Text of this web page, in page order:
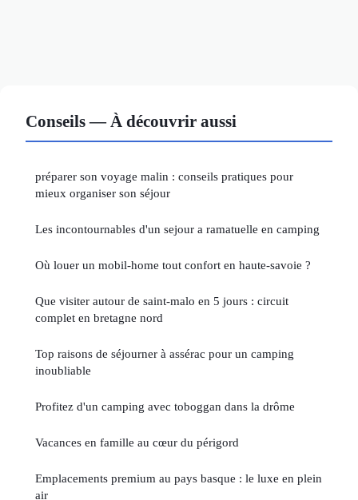
Conseils — À découvrir aussi
préparer son voyage malin : conseils pratiques pour
mieux organiser son séjour
Les incontournables d'un sejour a ramatuelle en camping
Où louer un mobil-home tout confort en haute-savoie ?
Que visiter autour de saint-malo en 5 jours : circuit
complet en bretagne nord
Top raisons de séjourner à assérac pour un camping
inoubliable
Profitez d'un camping avec toboggan dans la drôme
Vacances en famille au cœur du périgord
Emplacements premium au pays basque : le luxe en plein
air